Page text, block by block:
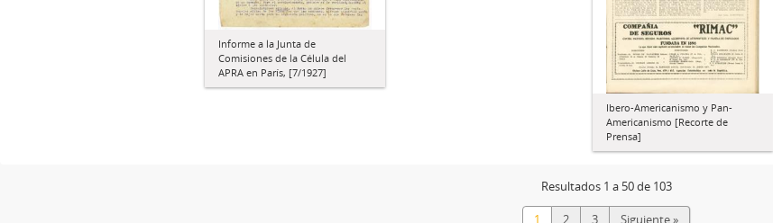
Informe a la Junta de
Comisiones de la Célula del
APRA en París, [7/1927]
Ibero-Americanismo y Pan-
Americanismo [Recorte de
Prensa]
Resultados 1 a 50 de 103
1 2 3 Siguiente »